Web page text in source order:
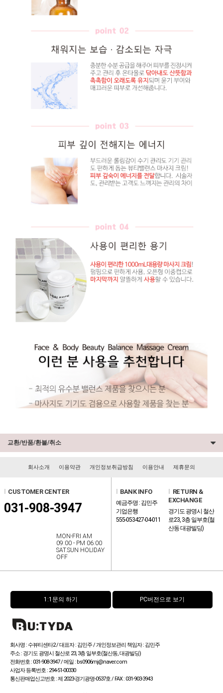
교환/반품/환불/취소
회사소개 이용약관 개인정보취급방침 이용안내 제휴문의
l CUSTOMER CENTER
031-908-3947
MON-FRI AM
09:00 - PM 06:00
SAT.SUN HOLIDAY
OFF
l BANK INFO
예금주명 : 김민주
기업은행
555-053427-04-011
l RETURN &
EXCHANGE
경기도 광명시 철산
로23, 3층 일부호(철
산동 대광빌딩)
1:1문의 하기 PC버전으로 보기
회사명 : 수뷰티센타2 / 대표자 : 김민주 / 개인정보관리 책임자 : 김민주
주소 : 경기도 광명시 철산로 23, 3층 일부호(철산동, 대광빌딩)
전화번호 : 031-908-3947 / 메일 : bs0906mj@naver.com
사업자 등록번호 : 294-51-00330
통신판매업신고번호 :제 2023-경기광명-0537호 / FAX : 031-903-3943